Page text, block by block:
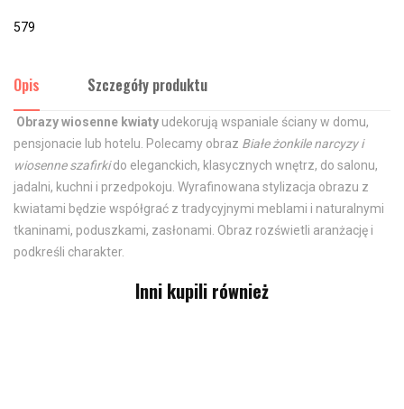
579
Opis Szczegóły produktu
O brazy wiosenne kwiaty udekorują wspaniale ściany w domu,
pensjonacie lub hotelu. Polecamy obraz Białe żonkile narcyzy i
wiosenne szafirkido eleganckich, klasycznych wnętrz, do salonu,
jadalni, kuchni i przedpokoju. Wyrafinowana stylizacja obrazu z
kwiatami będzie współgrać z tradycyjnymi meblami i naturalnymi
tkaninami, poduszkami, zasłonami. Obraz rozświetli aranżację i
podkreśli charakter.
Inni kupili również